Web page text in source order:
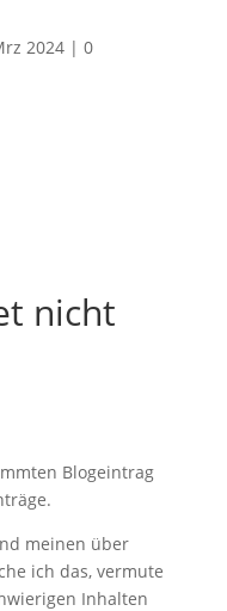
2024| 0
nicht
Blogeintrag
meinen über
ich das, vermute
Inhalten